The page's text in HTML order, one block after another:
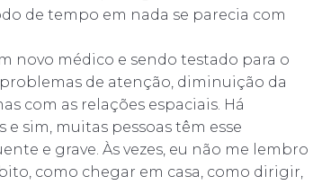
de tempo em nada se parecia com
novo médico e sendo testado para o
de atenção, diminuição da
com as relações espaciais. Há
sim, muitas pessoas têm esse
e grave. Às vezes, eu não me lembro
como chegar em casa, como dirigir,